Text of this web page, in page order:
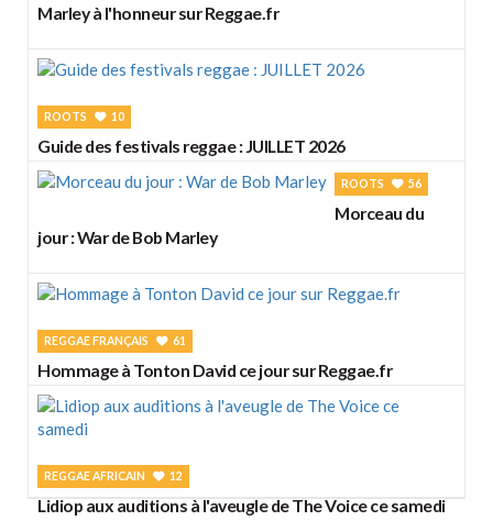
Marley à l'honneur sur Reggae.fr
ROOTS 10
Guide des festivals reggae : JUILLET 2026
ROOTS 56
Morceau du
jour : War de Bob Marley
REGGAE FRANÇAIS 61
Hommage à Tonton David ce jour sur Reggae.fr
REGGAE AFRICAIN 12
Lidiop aux auditions à l'aveugle de The Voice ce samedi